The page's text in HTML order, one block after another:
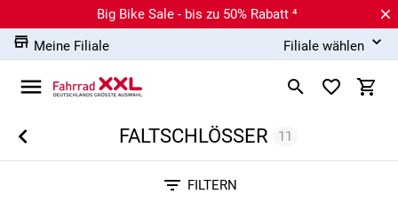
Big Bike Sale - bis zu 50% Rabatt ⁴
Meine Filiale
Filiale wählen
FALTSCHLÖSSER 11
FILTERN